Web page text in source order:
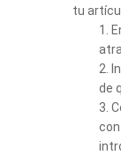
tu
1.
2.
de
3.